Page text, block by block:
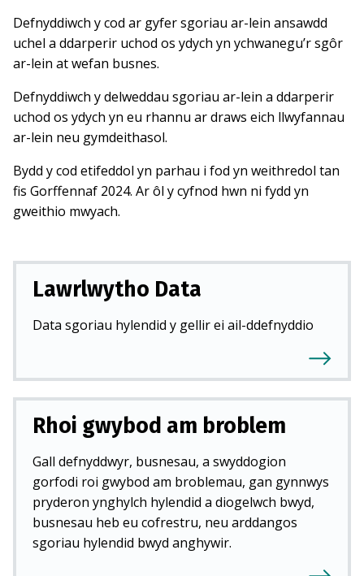
Defnyddiwch y cod ar gyfer sgoriau ar-lein ansawdd
uchel a ddarperir uchod os ydych yn ychwanegu’r sgôr
ar-lein at wefan busnes.
Defnyddiwch y delweddau sgoriau ar-lein a ddarperir
uchod os ydych yn eu rhannu ar draws eich llwyfannau
ar-lein neu gymdeithasol.
Bydd y cod etifeddol yn parhau i fod yn weithredol tan
fis Gorffennaf 2024. Ar ôl y cyfnod hwn ni fydd yn
gweithio mwyach.
Lawrlwytho Data
Data sgoriau hylendid y gellir ei ail-ddefnyddio
Rhoi gwybod am broblem
Gall defnyddwyr, busnesau, a swyddogion
gorfodi roi gwybod am broblemau, gan gynnwys
pryderon ynghylch hylendid a diogelwch bwyd,
busnesau heb eu cofrestru, neu arddangos
sgoriau hylendid bwyd anghywir.